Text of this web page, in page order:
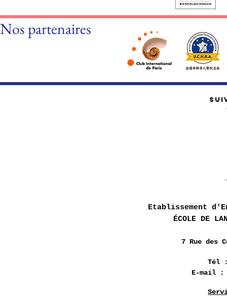
Nos partenaires
Etablissement
ÉCOLE DE
7 Rue des
Tél
E-mail